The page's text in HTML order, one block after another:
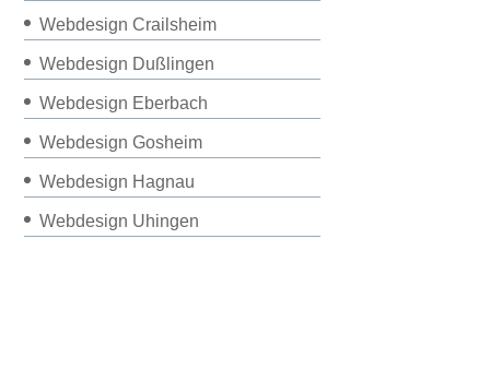
Webdesign Crailsheim
Webdesign Dußlingen
Webdesign Eberbach
Webdesign Gosheim
Webdesign Hagnau
Webdesign Uhingen